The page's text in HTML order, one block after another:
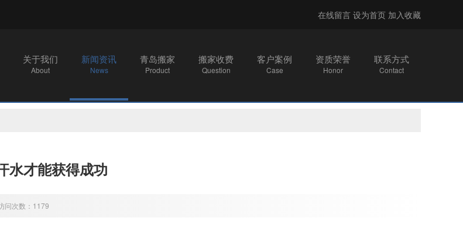
在线留言 设为首页 加入收藏
关于我们
About
新闻资讯
News
青岛搬家
Product
搬家收费
Question
客户案例
Case
资质荣誉
Honor
联系方式
Contact
水才能获得成功
问次数：1179